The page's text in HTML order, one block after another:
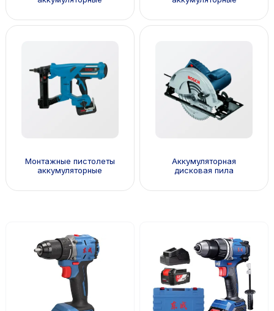
Монтажные пистолеты
аккумуляторные
Аккумуляторная
дисковая пила